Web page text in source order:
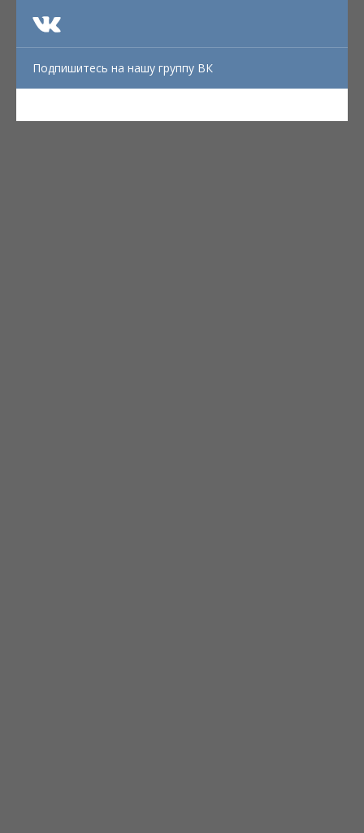
Подпишитесь на нашу группу ВК